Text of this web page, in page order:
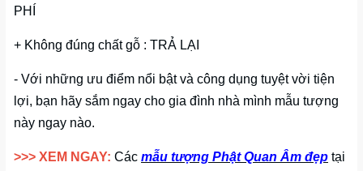
PHÍ
+ Không đúng chất gỗ : TRẢ LẠI
- Với những ưu điểm nổi bật và công dụng tuyệt vời tiện
lợi, bạn hãy sắm ngay cho gia đình nhà mình mẫu tượng
này ngay nào.
>>> XEM NGAY: Các mẫu tượng Phật Quan Âm đẹp tại